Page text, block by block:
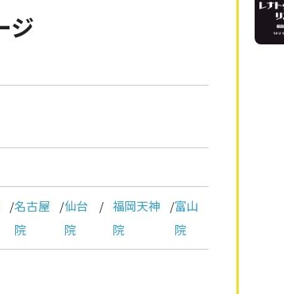
ジ
/名古屋
院
/仙台
院
/ 福岡天神
院
/富山
院